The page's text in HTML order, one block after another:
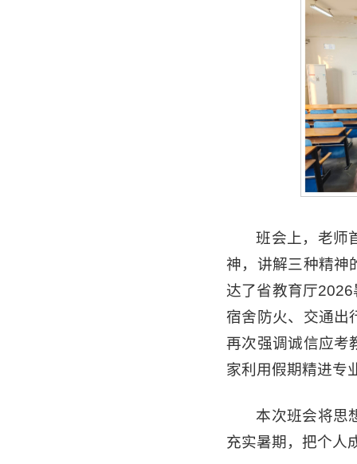
班会上，老师
神，讲解三种精神
达了省教育厅
宿舍防火、交通出
再次强调诚信应考
家利用假期精进专
本次班会将思
充实暑期，把个人